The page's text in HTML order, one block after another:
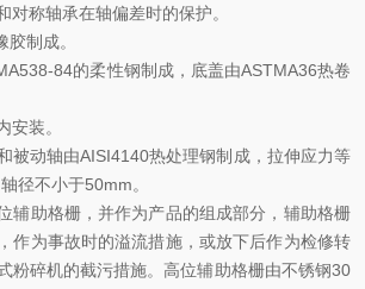
对称轴承在轴偏差时的保护。
胶制成。
84的柔性钢制成，底盖由ASTMA36热卷
安装。
被动轴由AISI4140热处理钢制成，拉伸应力等
轴径不小于50mm。
辅助格栅，并作为产品的组成部分，辅助格栅
作为事故时的溢流措施，或放下后作为检修转
粉碎机的截污措施。高位辅助格栅由不锈钢30